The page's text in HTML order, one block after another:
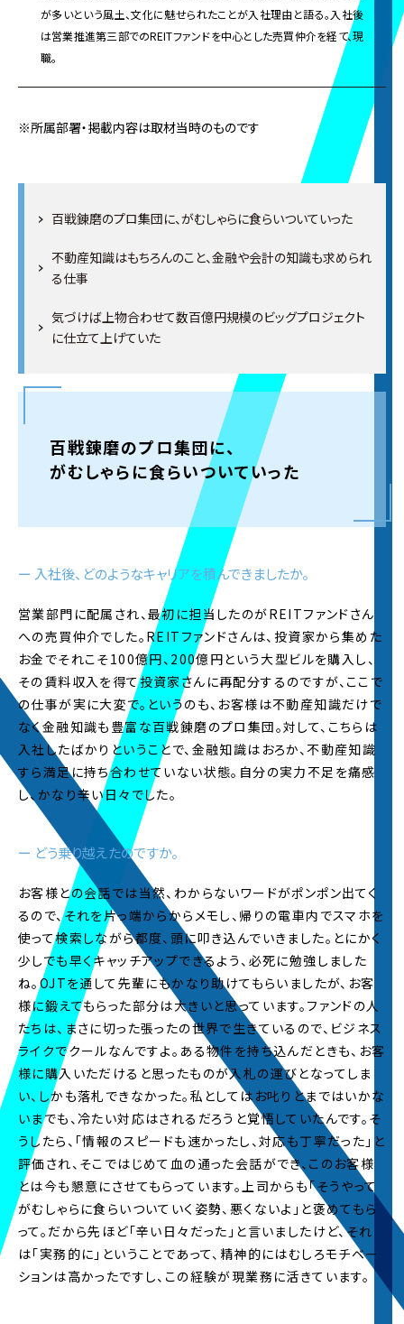
2026.7.27 NEW
ウィンターインターンシップ特設ページ
NEW
・新卒採用
2026.3.19
社員インタビューページを更新しました。
2026.3.6
社員インタビューページを更新しました。
2026.2.20
社員インタビューページを更新しました。
2026.2.6
社員インタビューページを更新しました。
2026.1.23
社員インタビューページを更新しました。
2026.1.16
本選考スケジュールを公開いたしました。
詳しくは採用情報の「募集要項」をご覧ください。
2025.12.12
社員インタビューページを更新しました。
2025.8.1
新卒採用ホームページを新デザインサイトへ全面
リニューアルいたしました。
2025.6.2
2025年度夏インターンシップ募集情報を公開いた
しました。
2024.10.2
インターンシップ過去参加者インタビューページ
を更新しました。2025年入社予定の内定者のイン
が多いという風土、文化に魅せられたことが入社理由と語る。入社後
は営業推進第三部でのREITファンドを中心とした売買仲介を経て、現
職。
※所属部署・掲載内容は取材当時のものです
百戦錬磨のプロ集団に、がむしゃらに食らいついていった
不動産知識はもちろんのこと、金融や会計の知識も求められ
る仕事
気づけば上物合わせて数百億円規模のビッグプロジェクト
に仕立て上げていた
百戦錬磨のプロ集団に、
がむしゃらに食らいついていった
ー 入社後、どのようなキャリアを積んできましたか。
営業部門に配属され、最初に担当したのがREITファンドさん
への売買仲介でした。REITファンドさんは、投資家から集めた
お金でそれこそ100億円、200億円という大型ビルを購入し、
その賃料収入を得て投資家さんに再配分するのですが、ここで
の仕事が実に大変で。というのも、お客様は不動産知識だけで
なく金融知識も豊富な百戦錬磨のプロ集団。対して、こちらは
入社したばかりということで、金融知識はおろか、不動産知識
すら満足に持ち合わせていない状態。自分の実力不足を痛感
し、かなり辛い日々でした。
ー どう乗り越えたのですか。
お客様との会話では当然、わからないワードがポンポン出てく
るので、それを片っ端からからメモし、帰りの電車内でスマホを
使って検索しながら都度、頭に叩き込んでいきました。とにかく
少しでも早くキャッチアップできるよう、必死に勉強しました
ね。OJTを通して先輩にもかなり助けてもらいましたが、お客
様に鍛えてもらった部分は大きいと思っています。ファンドの人
たちは、まさに切った張ったの世界で生きているので、ビジネス
ライクでクールなんですよ。ある物件を持ち込んだときも、お客
様に購入いただけると思ったものが入札の運びとなってしま
い、しかも落札できなかった。私としてはお叱りとまではいかな
いまでも、冷たい対応はされるだろうと覚悟していたんです。そ
うしたら、「情報のスピードも速かったし、対応も丁寧だった」と
評価され、そこではじめて血の通った会話ができ、このお客様
とは今も懇意にさせてもらっています。上司からも「そうやって
がむしゃらに食らいついていく姿勢、悪くないよ」と褒めてもら
って。だから先ほど「辛い日々だった」と言いましたけど、それ
は「実務的に」ということであって、精神的にはむしろモチベー
ションは高かったですし、この経験が現業務に活きています。